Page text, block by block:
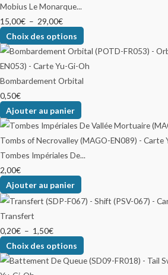
Mobius Le Monarque...
15,00€ – 29,00€
Choix des options
Bombardement Orbital
0,50€
Ajouter au panier
Tombes Impériales De...
2,00€
Ajouter au panier
Transfert
0,20€ – 1,50€
Choix des options